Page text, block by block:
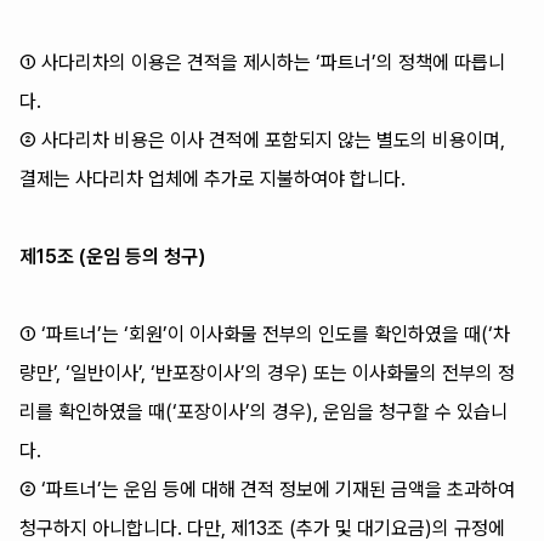
① 사다리차의 이용은 견적을 제시하는 ‘파트너’의 정책에 따릅니
다.
② 사다리차 비용은 이사 견적에 포함되지 않는 별도의 비용이며,
결제는 사다리차 업체에 추가로 지불하여야 합니다.
제15조 (운임 등의 청구)
① ‘파트너’는 ‘회원’이 이사화물 전부의 인도를 확인하였을 때(‘차
량만’, ‘일반이사’, ‘반포장이사’의 경우) 또는 이사화물의 전부의 정
리를 확인하였을 때(‘포장이사’의 경우), 운임을 청구할 수 있습니
다.
② ‘파트너’는 운임 등에 대해 견적 정보에 기재된 금액을 초과하여
청구하지 아니합니다. 다만, 제13조 (추가 및 대기요금)의 규정에